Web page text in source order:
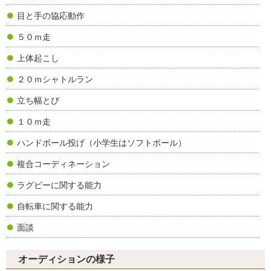
目と手の協応動作
５０ｍ走
上体起こし
２０ｍシャトルラン
立ち幅とび
１０ｍ走
ハンドボール投げ（小学生はソフトボール）
複合コーディネーション
ラグビーに関する能力
自転車に関する能力
面談
オーディションの様子